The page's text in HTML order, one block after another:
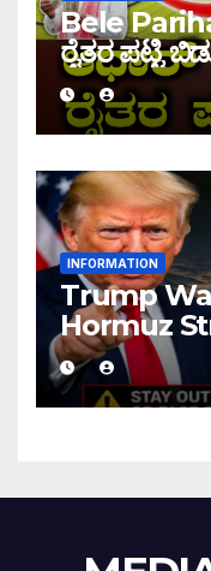
Bele
ರೈತರ ಪಟ್ಟಿ
ಹೆಸರು
INFORMATION
Trump
Hormuz
With Iran